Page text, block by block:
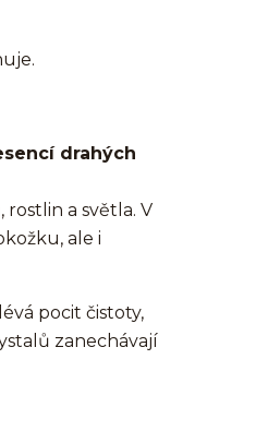
drahých
a světla. V
ale i
pocit čistoty,
zanechávají